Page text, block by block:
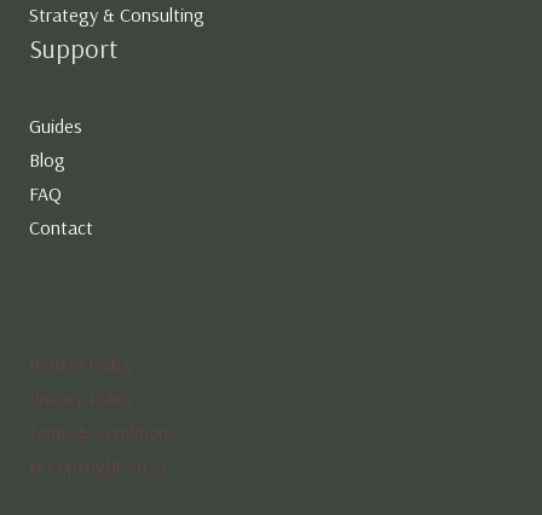
Strategy & Consulting
Support
Guides
Blog
FAQ
Contact
Refund Policy
Privacy Policy
Terms & Conditions
© Copyright 2025